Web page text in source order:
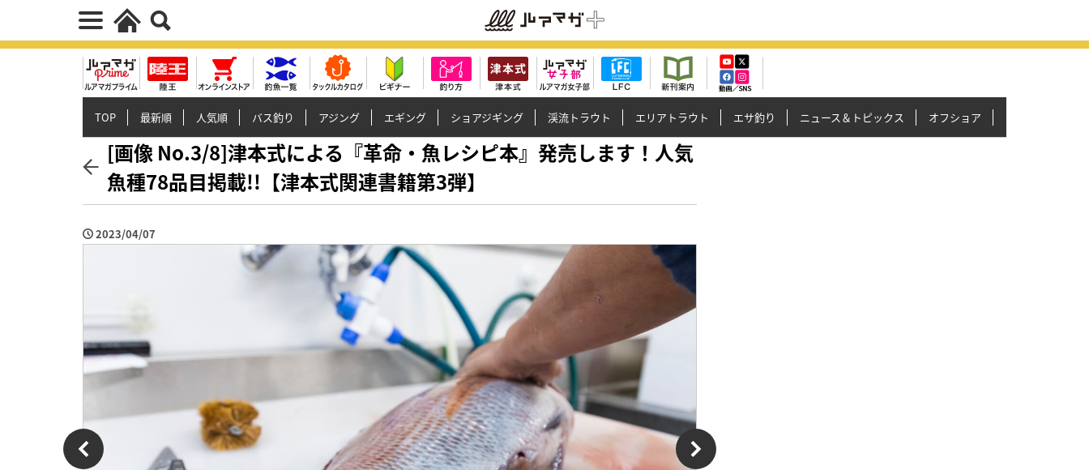
TOP 最新順 人気順 バス釣り アジング エギング ショアジギング 渓流トラウト エリアトラウト エサ釣り ニュース＆トピックス オフショア
[画像 No.3/8]津本式による『革命・魚レシピ本』発売します！人気
魚種78品目掲載!!【津本式関連書籍第3弾】
2023/04/07